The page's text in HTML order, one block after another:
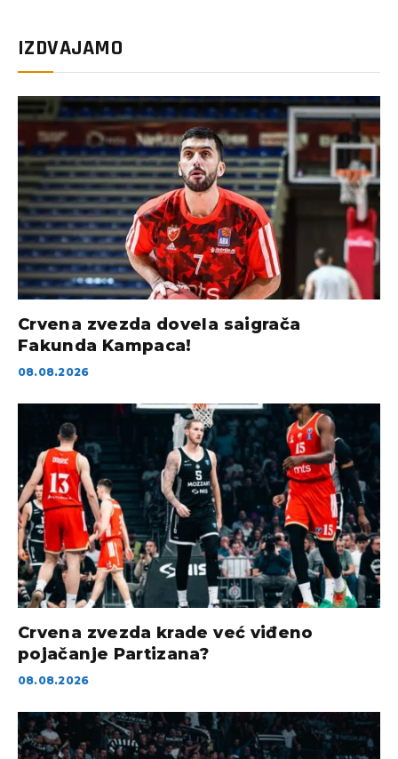
IZDVAJAMO
Crvena zvezda dovela saigrača
Fakunda Kampaca!
08.08.2026
Crvena zvezda krade već viđeno
pojačanje Partizana?
08.08.2026